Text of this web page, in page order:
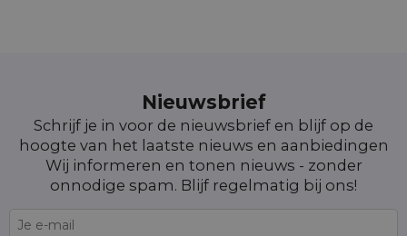
Nieuwsbrief
Schrijf je in voor de nieuwsbrief en blijf op de
hoogte van het laatste nieuws en aanbiedingen
Wij informeren en tonen nieuws - zonder
onnodige spam. Blijf regelmatig bij ons!